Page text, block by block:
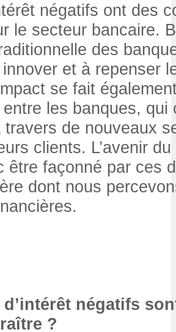
négatifs ont des
le secteur bancaire.
des
et à repenser
se fait
les banques, qui
travers de nouveaux
clients. L’avenir
être façonné par ces
dont nous
d’intérêt négatifs
?